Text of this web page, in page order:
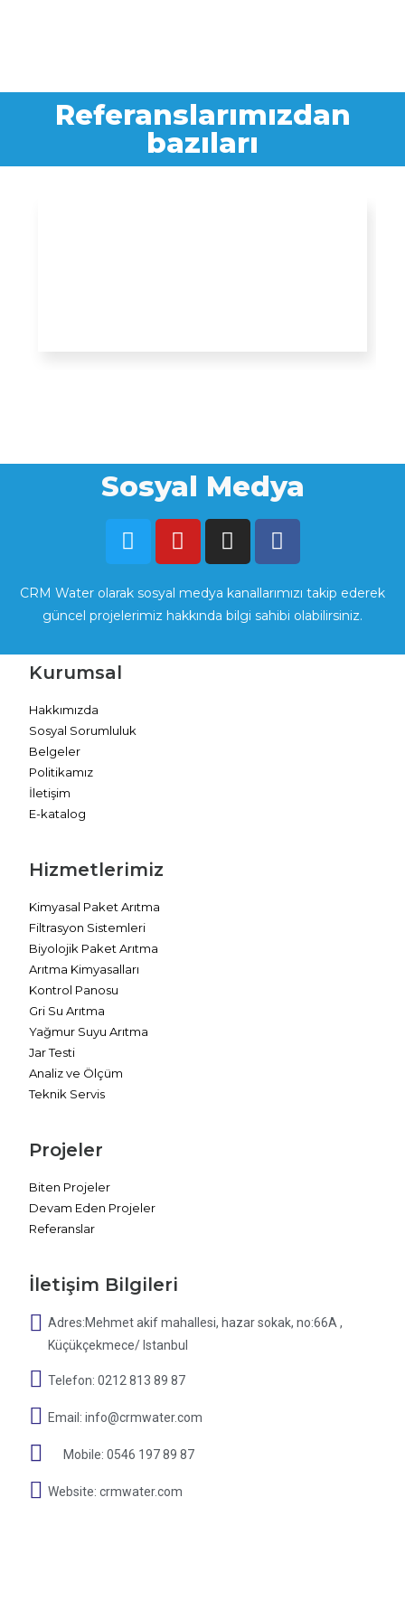
Referanslarımızdan
bazıları
Sosyal Medya
CRM Water olarak sosyal medya kanallarımızı takip ederek
güncel projelerimiz hakkında bilgi sahibi olabilirsiniz.
Kurumsal
Hakkımızda
Sosyal Sorumluluk
Belgeler
Politikamız
İletişim
E-katalog
Hizmetlerimiz
Kimyasal Paket Arıtma
Filtrasyon Sistemleri
Biyolojik Paket Arıtma
Arıtma Kimyasalları
Kontrol Panosu
Gri Su Arıtma
Yağmur Suyu Arıtma
Jar Testi
Analiz ve Ölçüm
Teknik Servis
Projeler
Biten Projeler
Devam Eden Projeler
Referanslar
İletişim Bilgileri
Adres:Mehmet akif mahallesi, hazar sokak, no:66A ,
Küçükçekmece/ Istanbul
Telefon: 0212 813 89 87
Email: info@crmwater.com
Mobile: 0546 197 89 87
Website: crmwater.com